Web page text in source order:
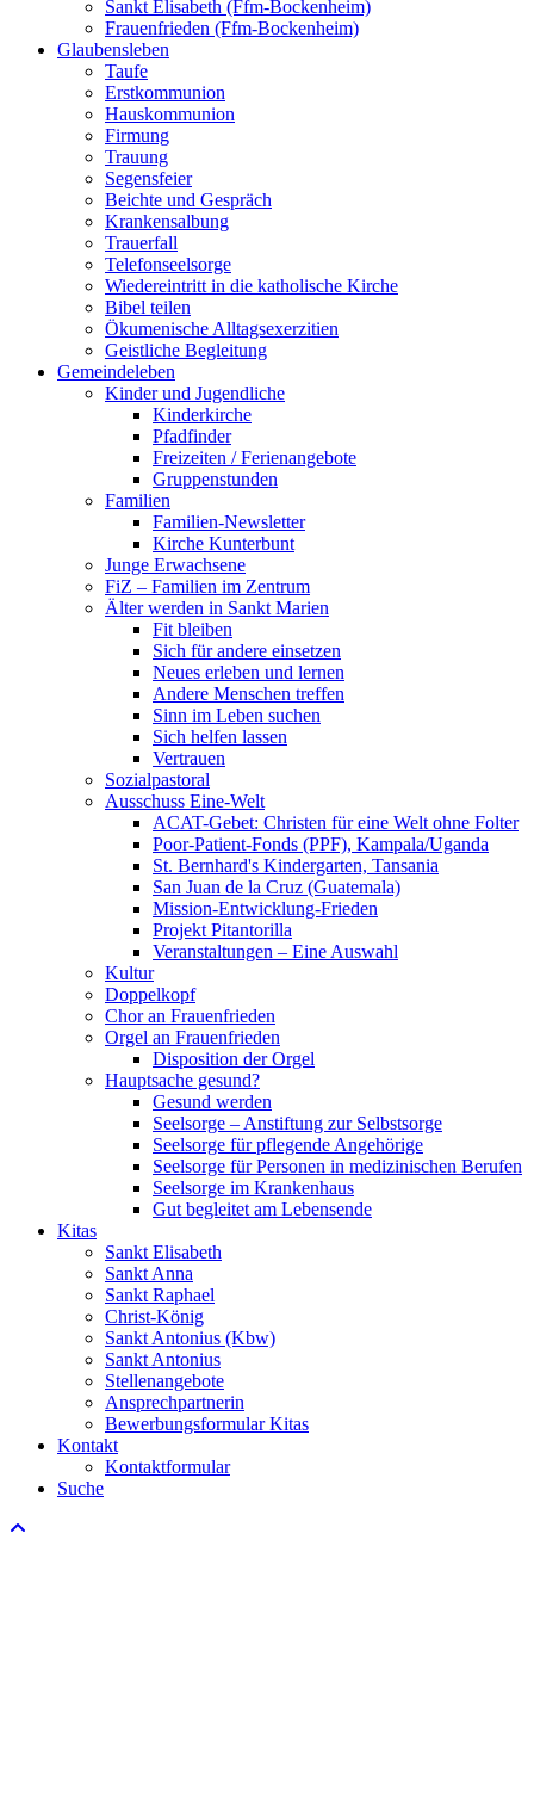
Sankt Elisabeth (Ffm-Bockenheim)
Frauenfrieden (Ffm-Bockenheim)
Glaubensleben
Taufe
Erstkommunion
Hauskommunion
Firmung
Trauung
Segensfeier
Beichte und Gespräch
Krankensalbung
Trauerfall
Telefonseelsorge
Wiedereintritt in die katholische Kirche
Bibel teilen
Ökumenische Alltagsexerzitien
Geistliche Begleitung
Gemeindeleben
Kinder und Jugendliche
Kinderkirche
Pfadfinder
Freizeiten / Ferienangebote
Gruppenstunden
Familien
Familien-Newsletter
Kirche Kunterbunt
Junge Erwachsene
FiZ – Familien im Zentrum
Älter werden in Sankt Marien
Fit bleiben
Sich für andere einsetzen
Neues erleben und lernen
Andere Menschen treffen
Sinn im Leben suchen
Sich helfen lassen
Vertrauen
Sozialpastoral
Ausschuss Eine-Welt
ACAT-Gebet: Christen für eine Welt ohne Folter
Poor-Patient-Fonds (PPF), Kampala/Uganda
St. Bernhard's Kindergarten, Tansania
San Juan de la Cruz (Guatemala)
Mission-Entwicklung-Frieden
Projekt Pitantorilla
Veranstaltungen – Eine Auswahl
Kultur
Doppelkopf
Chor an Frauenfrieden
Orgel an Frauenfrieden
Disposition der Orgel
Hauptsache gesund?
Gesund werden
Seelsorge – Anstiftung zur Selbstsorge
Seelsorge für pflegende Angehörige
Seelsorge für Personen in medizinischen Berufen
Seelsorge im Krankenhaus
Gut begleitet am Lebensende
Kitas
Sankt Elisabeth
Sankt Anna
Sankt Raphael
Christ-König
Sankt Antonius (Kbw)
Sankt Antonius
Stellenangebote
Ansprechpartnerin
Bewerbungsformular Kitas
Kontakt
Kontaktformular
Suche